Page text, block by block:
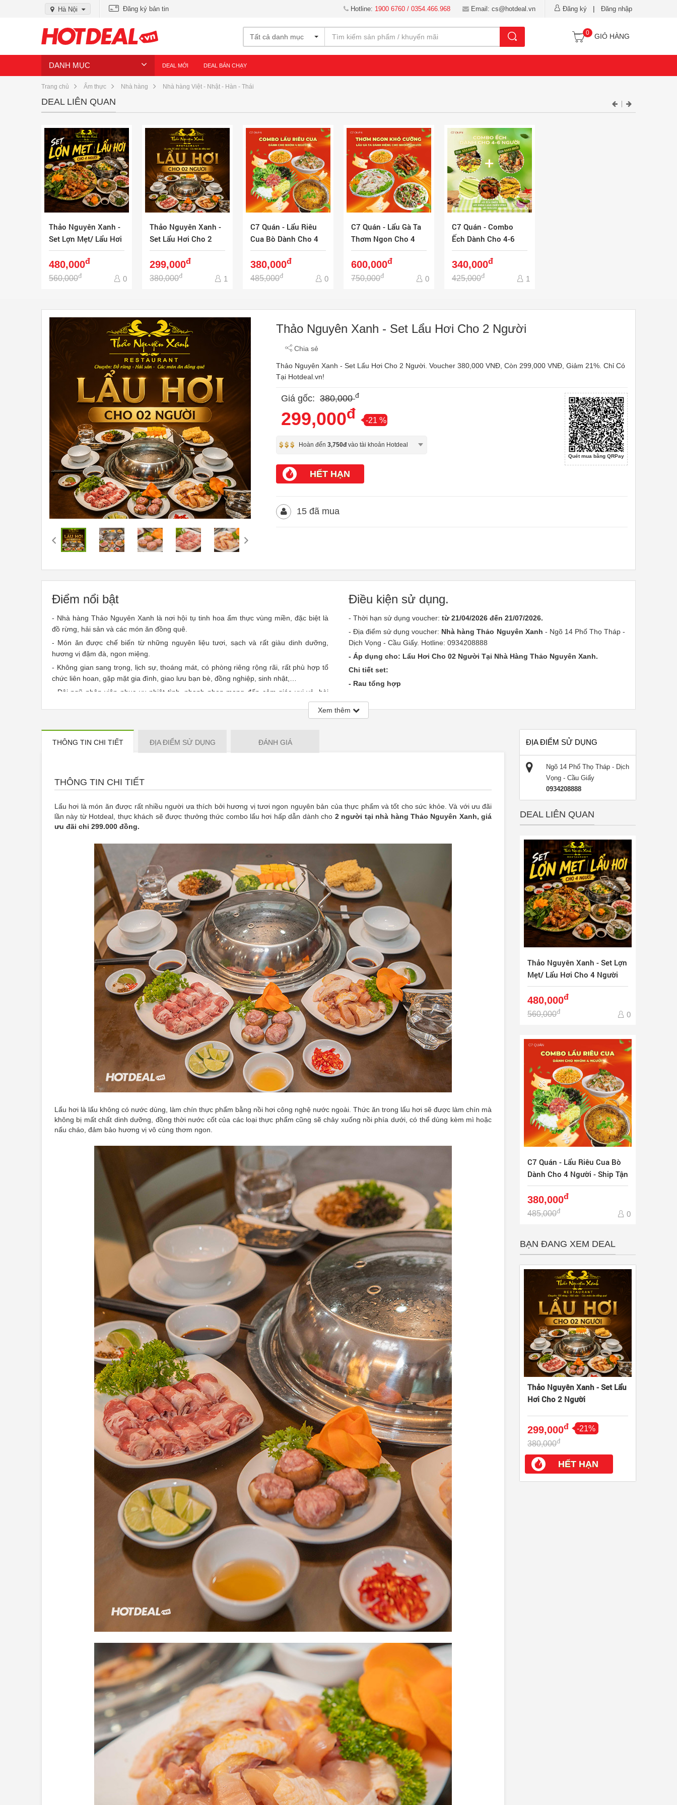
Hà Nội Đăng ký bản tin Đăng ký | Đăng nhập
Hotline: 1900 6760 / 0354.466.968 Email: cs@hotdeal.vn
Tất cả danh mục 0 GIỎ HÀNG
DANH MỤC DEAL MỚI DEAL BÁN CHẠY
Trang chủ Ẩm thực Nhà hàng Nhà hàng Việt - Nhật - Hàn - Thái
DEAL LIÊN QUAN
Thảo Nguyên Xanh -
Set Lợn Mẹt/ Lẩu Hơi
Cho 4 Người
480,000đ
560,000đ 0
Thảo Nguyên Xanh -
Set Lẩu Hơi Cho 2
Người
299,000đ
380,000đ 1
C7 Quán - Lẩu Riêu
Cua Bò Dành Cho 4
Người - Ship Tận Nơi
380,000đ
485,000đ 0
C7 Quán - Lẩu Gà Ta
Thơm Ngon Cho 4
Người - Ship Tận Nơi
600,000đ
750,000đ 0
C7 Quán - Combo
Ếch Dành Cho 4-6
Người - Ship Tận Nơi
340,000đ
425,000đ 1
Thảo Nguyên Xanh - Set Lẩu Hơi Cho 2 Người
Chia sẻ
Thảo Nguyên Xanh - Set Lẩu Hơi Cho 2 Người. Voucher 380,000 VNĐ, Còn 299,000 VNĐ, Giảm 21%. Chỉ Có
Tại Hotdeal.vn!
Giá gốc: 380,000đ
299,000đ -21 %
Quét mua bằng QRPay
Hoàn đến 3,750đvào tài khoản Hotdeal
HẾT HẠN
15 đã mua
Điểm nổi bật
- Nhà hàng Thảo Nguyên Xanh là nơi hội tụ tinh hoa ẩm thực vùng miền, đặc biệt là
đồ rừng, hải sản và các món ăn đồng quê.
- Món ăn được chế biến từ những nguyên liệu tươi, sạch và rất giàu dinh dưỡng,
hương vị đậm đà, ngon miệng.
- Không gian sang trọng, lịch sự, thoáng mát, có phòng riêng rộng rãi, rất phù hợp tổ
chức liên hoan, gặp mặt gia đình, giao lưu bạn bè, đồng nghiệp, sinh nhật,…
- Đội ngũ nhân viên phục vụ nhiệt tình, nhanh nhẹn mang đến cảm giác vui vẻ, hài
Voucher áp dụng cho set lẩu hơi dành cho 2 người tại nhà hàng Thảo Nguyên
Điều kiện sử dụng.
- Thời hạn sử dụng voucher: từ 21/04/2026 đến 21/07/2026.
- Địa điểm sử dụng voucher: Nhà hàng Thảo Nguyên Xanh - Ngõ 14 Phố Thọ Tháp -
Dịch Vọng - Cầu Giấy. Hotline: 0934208888
- Áp dụng cho: Lẩu Hơi Cho 02 Người Tại Nhà Hàng Thảo Nguyên Xanh.
Chi tiết set:
- Rau tổng hợp
- Ba chỉ bò Mỹ 0,2kg
- Không áp dụng đồng thời với các chương trình khuyến mãi khác.
- Khách hàng gọi thêm món ăn ngoài Set thanh toán theo bảng giá niêm yết tại nhà
hàng.
- Ngày áp dụng trong tuần: Từ thứ 2 đến chủ nhật. Giờ áp dụng: 9h00 - 21h00.
- Khách hàng vui lòng đặt chỗ trước khi đến để được phục vụ tốt nhất.
- Voucher không có giá trị quy đổi thành tiền mặt, không trả lại tiền thừa.
- Thanh toán online nhận ngay voucher điện tử.
Xem thêm
THÔNG TIN CHI TIẾT ĐỊA ĐIỂM SỬ DỤNG ĐÁNH GIÁ
THÔNG TIN CHI TIẾT
Lẩu hơi là món ăn được rất nhiều người ưa thích bởi hương vị tươi ngon nguyên bản của thực phẩm và tốt cho sức khỏe. Và với ưu đãi
lần này từ Hotdeal, thực khách sẽ được thưởng thức combo lẩu hơi hấp dẫn dành cho 2 người tại nhà hàng Thảo Nguyên Xanh, giá
ưu đãi chỉ 299.000 đồng.
Lẩu hơi là lẩu không có nước dùng, làm chín thực phẩm bằng nồi hơi công nghệ nước ngoài. Thức ăn trong lẩu hơi sẽ được làm chín mà
không bị mất chất dinh dưỡng, đồng thời nước cốt của các loại thực phẩm cũng sẽ chảy xuống nồi phía dưới, có thể dùng kèm mì hoặc
nấu cháo, đảm bảo hương vị vô cùng thơm ngon.
ĐỊA ĐIỂM SỬ DỤNG
Ngõ 14 Phố Thọ Tháp - Dịch
Vọng - Cầu Giấy
0934208888
DEAL LIÊN QUAN
Thảo Nguyên Xanh - Set Lợn
Mẹt/ Lẩu Hơi Cho 4 Người
480,000đ
560,000đ 0
C7 Quán - Lẩu Riêu Cua Bò
Dành Cho 4 Người - Ship Tận
Nơi
380,000đ
485,000đ 0
BẠN ĐANG XEM DEAL
Thảo Nguyên Xanh - Set Lẩu
Hơi Cho 2 Người
299,000đ
-21%
380,000đ
HẾT HẠN